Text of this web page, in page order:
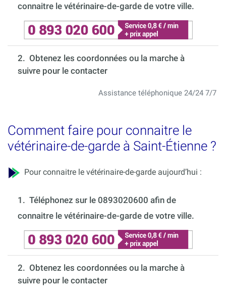
connaitre le vétérinaire-de-garde de votre ville.
2. Obtenez les coordonnées ou la marche à
suivre pour le contacter
Assistance téléphonique 24/24 7/7
Comment faire pour connaitre le
vétérinaire-de-garde à Saint-Étienne ?
Pour connaitre le vétérinaire-de-garde aujourd’hui :
1. Téléphonez sur le 0893020600 afin de
connaitre le vétérinaire-de-garde de votre ville.
2. Obtenez les coordonnées ou la marche à
suivre pour le contacter